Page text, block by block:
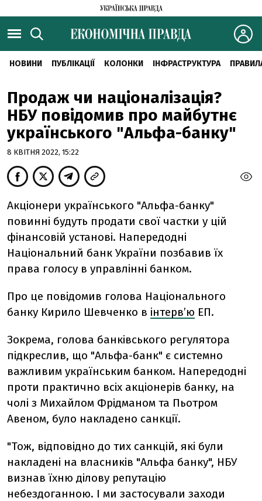
НОВИНИ ПУБЛІКАЦІЇ КОЛОНКИ ІНФРАСТРУКТУРА
Продаж чи націоналізація?
НБУ повідомив про майбутнє
українського "Альфа-банку"
8 КВІТНЯ 2022, 15:22
Акціонери українського "Альфа-банку"
повинні будуть продати свої частки у цій
фінансовій установі. Напередодні
Національний банк України позбавив їх
права голосу в управлінні банком.
Про це повідомив голова Національного
банку Кирило Шевченко в інтерв’ю ЕП.
Зокрема, голова банківського регулятора
підкреслив, що "Альфа-банк" є системно
важливим українським банком. Напередодні
проти практично всіх акціонерів банку, на
чолі з Михайлом Фрідманом та Пьотром
Авеном, було накладено санкції.
"Тож, відповідно до тих санкцій, які були
накладені на власників "Альфа банку", НБУ
визнав їхню ділову репутацію
небездоганною. І ми застосували заходи